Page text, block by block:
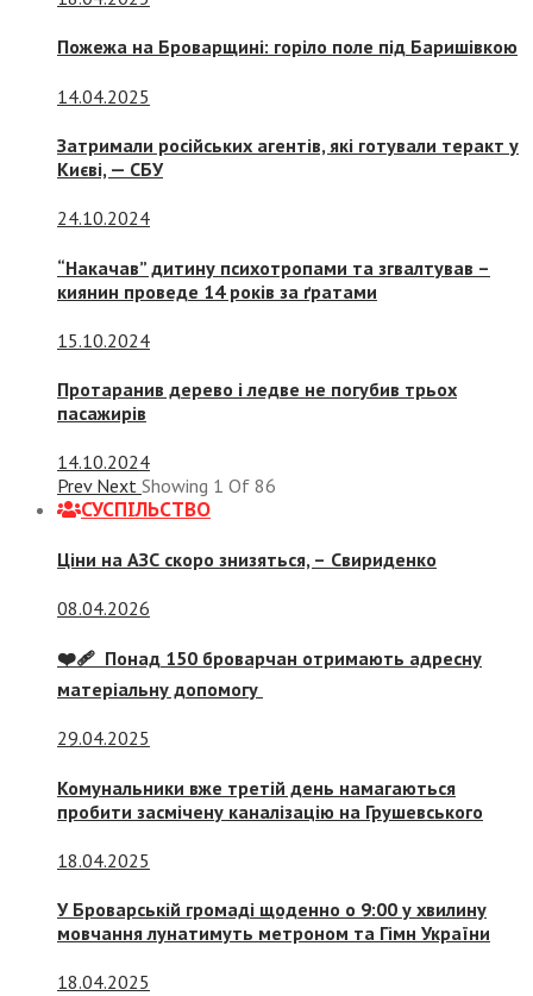
Пожежа на Броварщині: горіло поле під Баришівкою
14.04.2025
Затримали російських агентів, які готували теракт у
Києві, — СБУ
24.10.2024
“Накачав” дитину психотропами та згвалтував –
киянин проведе 14 років за ґратами
15.10.2024
Протаранив дерево і ледве не погубив трьох
пасажирів
14.10.2024
Prev Next Showing 1 Of 86
СУСПIЛЬСТВО
Ціни на АЗС скоро знизяться, – Свириденко
08.04.2026
❤️‍🩹 Понад 150 броварчан отримають адресну
матеріальну допомогу
29.04.2025
Комунальники вже третій день намагаються
пробити засмічену каналізацію на Грушевського
18.04.2025
У Броварській громаді щоденно о 9:00 у хвилину
мовчання лунатимуть метроном та Гімн України
18.04.2025